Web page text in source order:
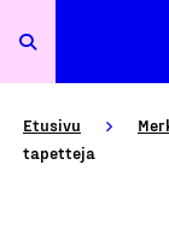
Etusivu
tapetteja